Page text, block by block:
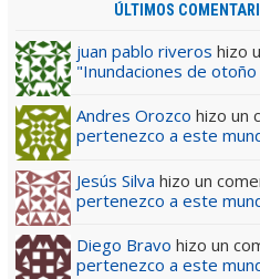
ÚLTIMOS
juan pablo riveros hizo
"Inundaciones de otoño
Andres Orozco hizo un
pertenezco a este
Jesús Silva hizo un
pertenezco a este
Diego Bravo hizo un
pertenezco a este